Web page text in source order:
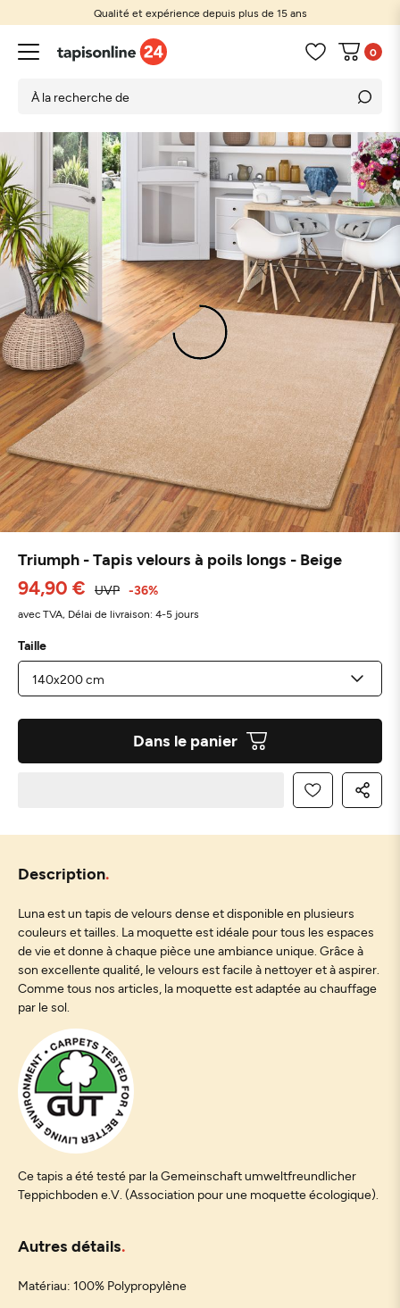
Qualité et expérience depuis plus de 15 ans
0
Triumph - Tapis velours à poils longs - Beige
94,90 € UVP -36%
avec TVA, Délai de livraison: 4-5 jours
Taille
Dans le panier
Description
Luna est un tapis de velours dense et disponible en plusieurs
couleurs et tailles. La moquette est idéale pour tous les espaces
de vie et donne à chaque pièce une ambiance unique. Grâce à
son excellente qualité, le velours est facile à nettoyer et à aspirer.
Comme tous nos articles, la moquette est adaptée au chauffage
par le sol.
Ce tapis a été testé par la Gemeinschaft umweltfreundlicher
Teppichboden e.V. (Association pour une moquette écologique).
Autres détails
Matériau: 100% Polypropylène